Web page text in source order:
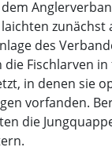
des
Fischlarven in
in denen sie
vorfanden.
die